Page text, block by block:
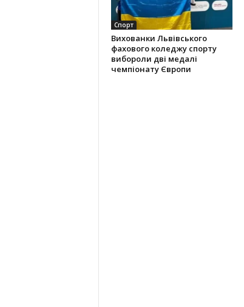
Спорт
Вихованки Львівського
фахового коледжу спорту
вибороли дві медалі
чемпіонату Європи